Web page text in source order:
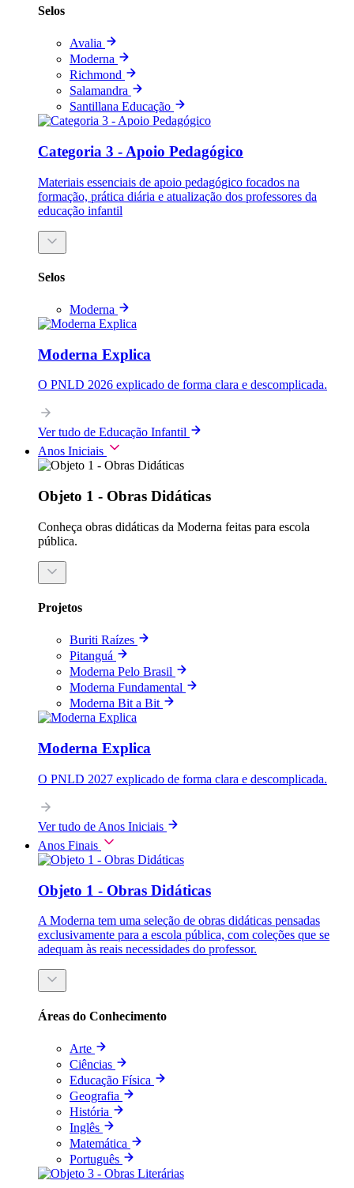
Selos
Avalia
Moderna
Richmond
Salamandra
Santillana Educação
Categoria 3 - Apoio Pedagógico
Materiais essenciais de apoio pedagógico focados na
formação, prática diária e atualização dos professores da
educação infantil
Selos
Moderna
Moderna Explica
O PNLD 2026 explicado de forma clara e descomplicada.
Ver tudo de Educação Infantil
Anos Iniciais
Objeto 1 - Obras Didáticas
Conheça obras didáticas da Moderna feitas para escola
pública.
Projetos
Buriti Raízes
Pitanguá
Moderna Pelo Brasil
Moderna Fundamental
Moderna Bit a Bit
Moderna Explica
O PNLD 2027 explicado de forma clara e descomplicada.
Ver tudo de Anos Iniciais
Anos Finais
Objeto 1 - Obras Didáticas
A Moderna tem uma seleção de obras didáticas pensadas
exclusivamente para a escola pública, com coleções que se
adequam às reais necessidades do professor.
Áreas do Conhecimento
Arte
Ciências
Educação Física
Geografia
História
Inglês
Matemática
Português